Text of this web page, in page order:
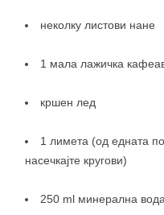
неколку листови нане
1 мала лажичка
кршен лед
1 лимета (од едната
насечкајте кругови)
250 ml минерална вода